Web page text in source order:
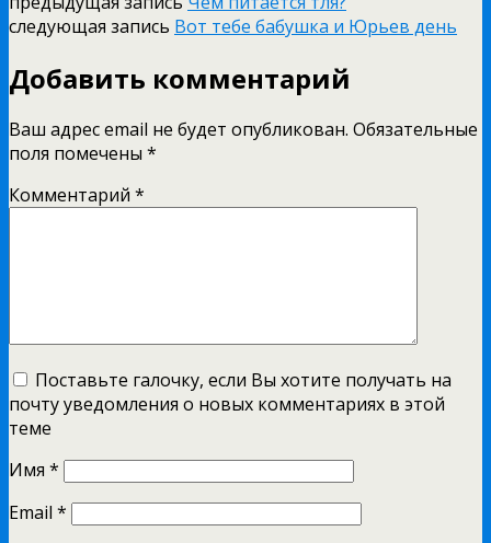
следующая запись Вот тебе бабушка и Юрьев день
Добавить комментарий
Ваш адрес email не будет опубликован. Обязательные
поля помечены *
Комментарий *
Поставьте галочку, если Вы хотите получать на
почту уведомления о новых комментариях в этой
теме
Имя *
Email *